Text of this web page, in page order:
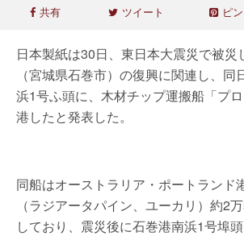
共有 ツイート ピン
日本製紙は30日、東日本大震災で被災
（宮城県石巻市）の復興に関連し、同
浜1号ふ頭に、木材チップ運搬船「プ
港したと発表した。
同船はオーストラリア・ポートランド
（ラジアータパイン、ユーカリ）約2
しており、震災後に石巻港南浜1号埠